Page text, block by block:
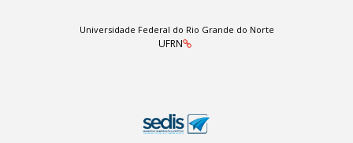
Universidade Federal do Rio Grande do Norte
UFRN